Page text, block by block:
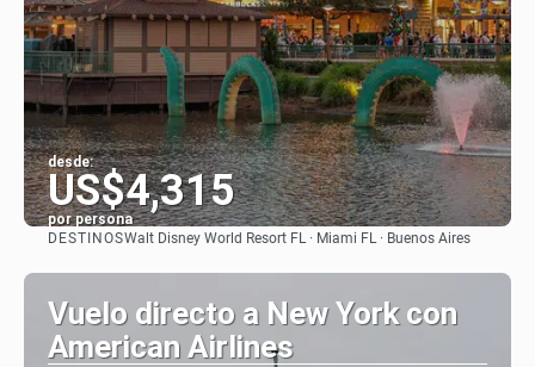
desde:
US$4,315
por persona
DESTINOSWalt Disney World Resort FL · Miami FL · Buenos Aires
Vuelo directo a New York con
American Airlines